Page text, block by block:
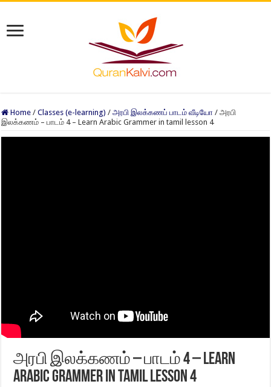
Home / Classes (e-learning) / அரபி இலக்கணப் பாடம் வீடியோ / அரபி
இலக்கணம் – பாடம் 4 – Learn Arabic Grammer in tamil lesson 4
அரபி இலக்கணம் – பாடம் 4 – Learn
Arabic Grammer in tamil lesson 4